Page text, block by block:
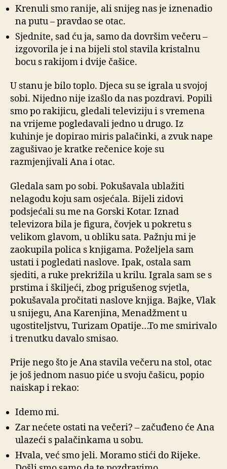
Krenuli smo ranije, ali snijeg nas je iznenadio
na putu – pravdao se otac.
Sjednite, sad ću ja, samo da dovršim večeru –
izgovorila je i na bijeli stol stavila kristalnu
bocu s rakijom i dvije čašice.
U stanu je bilo toplo. Djeca su se igrala u svojoj
sobi. Nijedno nije izašlo da nas pozdravi. Popili
smo po rakijicu, gledali televiziju i s vremena
na vrijeme pogledavali jedno u drugo. Iz
kuhinje je dopirao miris palačinki, a zvuk nape
zagušivao je kratke rečenice koje su
razmjenjivali Ana i otac.
Gledala sam po sobi. Pokušavala ublažiti
nelagodu koju sam osjećala. Bijeli zidovi
podsjećali su me na Gorski Kotar. Iznad
televizora bila je figura, čovjek u pokretu s
velikom glavom, u obliku sata. Pažnju mi je
zaokupila polica s knjigama. Poželjela sam
ustati i pogledati naslove. Ipak, ostala sam
sjediti, a ruke prekrižila u krilu. Igrala sam se s
prstima i škiljeći, zbog prigušenog svjetla,
pokušavala pročitati naslove knjiga. Bajke, Vlak
u snijegu, Ana Karenjina, Menadžment u
ugostiteljstvu, Turizam Opatije…To me smirivalo
i trenutku davalo smisao.
Prije nego što je Ana stavila večeru na stol, otac
je još jednom nasuo piće u svoju čašicu, popio
naiskap i rekao:
Idemo mi.
Zar nećete ostati na večeri? – začuđeno će Ana
ulazeći s palačinkama u sobu.
Hvala, već smo jeli. Moramo stići do Rijeke.